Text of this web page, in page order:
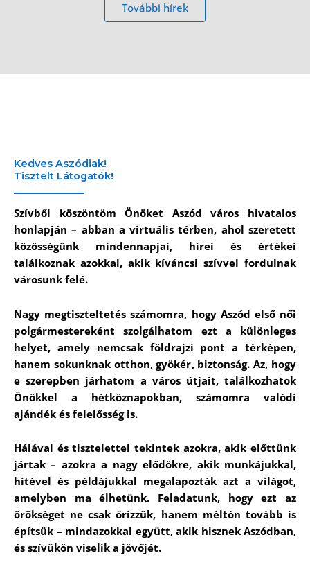
További hírek
Kedves Aszódiak!
Tisztelt Látogatók!
Szívből köszöntöm Önöket Aszód város hivatalos
honlapján – abban a virtuális térben, ahol szeretett
közösségünk mindennapjai, hírei és értékei
találkoznak azokkal, akik kíváncsi szívvel fordulnak
városunk felé.
Nagy megtiszteltetés számomra, hogy Aszód első női
polgármestereként szolgálhatom ezt a különleges
helyet, amely nemcsak földrajzi pont a térképen,
hanem sokunknak otthon, gyökér, biztonság. Az, hogy
e szerepben járhatom a város útjait, találkozhatok
Önökkel a hétköznapokban, számomra valódi
ajándék és felelősség is.
Hálával és tisztelettel tekintek azokra, akik előttünk
jártak – azokra a nagy elődökre, akik munkájukkal,
hitével és példájukkal megalapozták azt a világot,
amelyben ma élhetünk. Feladatunk, hogy ezt az
örökséget ne csak őrizzük, hanem méltón tovább is
építsük – mindazokkal együtt, akik hisznek Aszódban,
és szívükön viselik a jövőjét.